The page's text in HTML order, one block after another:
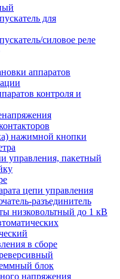
для
силовое реле
аппаратов
контроля и
нажимной кнопки
управления, пакетный
цепи управления
разъединитель
низковольтный до 1 кВ
в сборе
блок
напряжения